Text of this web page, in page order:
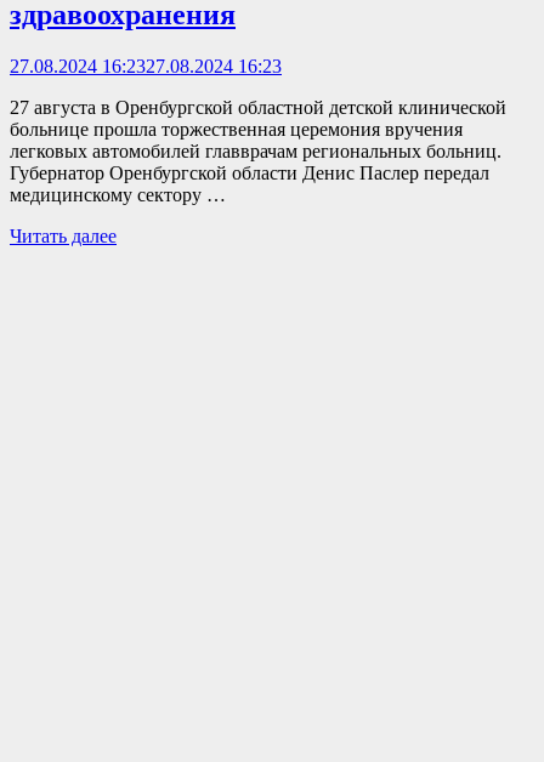
здравоохранения
27.08.2024 16:2327.08.2024 16:23
27 августа в Оренбургской областной детской клинической
больнице прошла торжественная церемония вручения
легковых автомобилей главврачам региональных больниц.
Губернатор Оренбургской области Денис Паслер передал
медицинскому сектору …
Читать далее